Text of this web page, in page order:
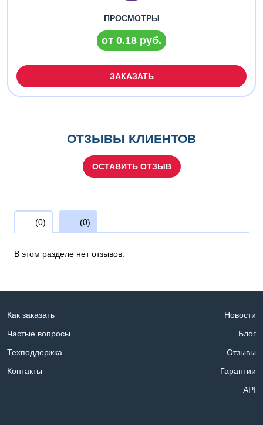
ПРОСМОТРЫ
от 0.18 руб.
ЗАКАЗАТЬ
ОТЗЫВЫ КЛИЕНТОВ
ОСТАВИТЬ ОТЗЫВ
(0) (0)
В этом разделе нет отзывов.
Как заказать
Частые вопросы
Техподдержка
Контакты
Новости
Блог
Отзывы
Гарантии
API